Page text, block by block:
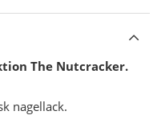
The Nutcracker.
nagellack.